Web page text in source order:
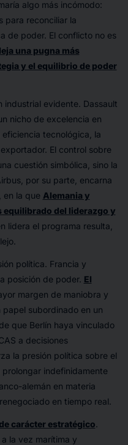
algo más incómodo:
para reconciliar la
de poder. El conflicto no es
una pugna más
y el equilibrio de poder
industrial evidente. Dassault
nicho de excelencia en
tecnológica, la
El control sobre
cuestión simbólica, sino la
por su parte, encarna
en la que Alemania y
equilibrado del liderazgo y
lidera el programa resulta,
política. Francia y
posición de poder. El
margen de maniobra y
subordinado en un
que Berlín haya vinculado
a decisiones
la presión política sobre el
indefinidamente
alemán en materia
en tiempo real.
de carácter estratégico.
la vez marítima y